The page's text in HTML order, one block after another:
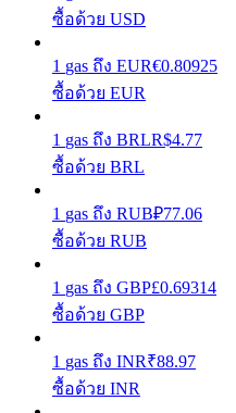
ผลตอบแทนสูงและเข้าถึ
ซื้อด้วย USD
1 gas ถึง EUR€0.80925
ซื้อด้วย EUR
1 gas ถึง BRLR$4.77
ซื้อด้วย BRL
1 gas ถึง RUB₽77.06
ซื้อด้วย RUB
1 gas ถึง GBP£0.69314
ซื้อด้วย GBP
1 gas ถึง INR₹88.97
ซื้อด้วย INR